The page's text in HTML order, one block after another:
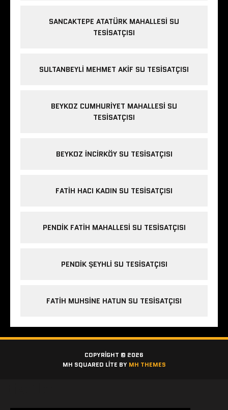
SANCAKTEPE ATATÜRK MAHALLESI SU
TESISATÇISI
SULTANBEYLI MEHMET AKIF SU TESISATÇISI
BEYKOZ CUMHURIYET MAHALLESI SU
TESISATÇISI
BEYKOZ INCIRKÖY SU TESISATÇISI
FATIH HACI KADIN SU TESISATÇISI
PENDIK FATIH MAHALLESI SU TESISATÇISI
PENDIK ŞEYHLI SU TESISATÇISI
FATIH MUHSINE HATUN SU TESISATÇISI
COPYRIGHT © 2026
MH SQUARED LITE BY MH THEMES